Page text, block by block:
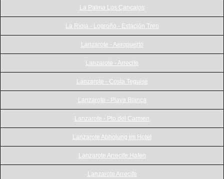
La Palma Los Cancajos
La Rioja - Logroño - Estación Tren
Lanzarote - Aeropuerto
Lanzarote - Arrecife
Lanzarote - Costa Teguise
Lanzarote - Playa Blanca
Lanzarote - Pto.del Carmen
Lanzarote Abholung im Hotel
Lanzarote Arrecife Hafen
Lanzarote Arrecife